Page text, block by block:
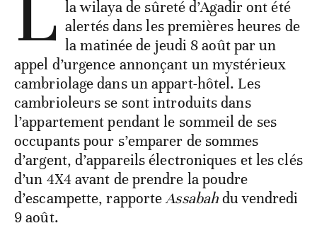
la wilaya de sûreté d’Agadir ont été
alertés dans les premières heures de
la matinée de jeudi 8 août par un
appel d’urgence annonçant un mystérieux
cambriolage dans un appart-hôtel. Les
cambrioleurs se sont introduits dans
l’appartement pendant le sommeil de ses
occupants pour s’emparer de sommes
d’argent, d’appareils électroniques et les clés
d’un 4X4 avant de prendre la poudre
d’escampette, rapporteAssabahdu vendredi
9 août.